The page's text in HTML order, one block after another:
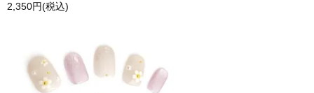
2,350円(税込)